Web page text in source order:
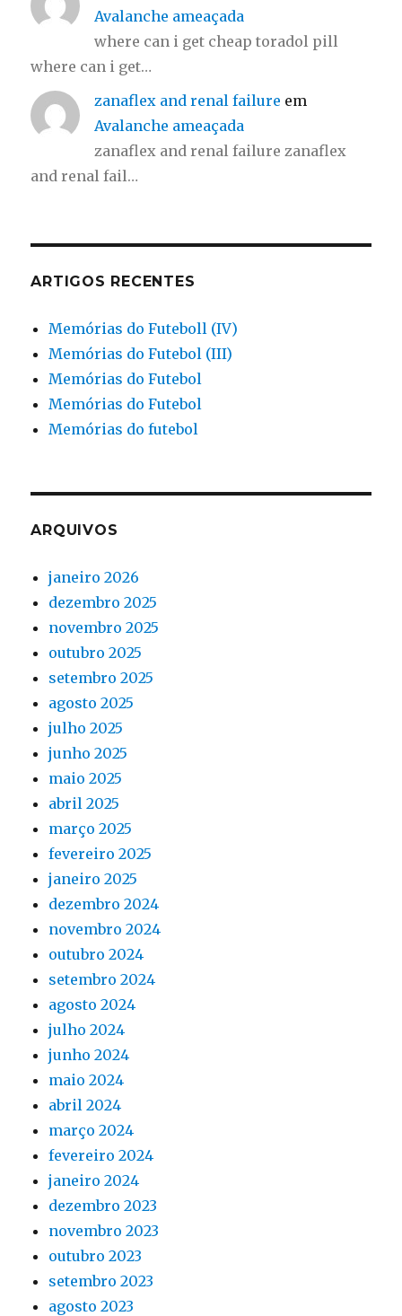
Avalanche ameaçada
where can i get cheap toradol pill
where can i get…
zanaflex and renal failure em
Avalanche ameaçada
zanaflex and renal failure zanaflex
and renal fail…
ARTIGOS RECENTES
Memórias do Futeboll (IV)
Memórias do Futebol (III)
Memórias do Futebol
Memórias do Futebol
Memórias do futebol
ARQUIVOS
janeiro 2026
dezembro 2025
novembro 2025
outubro 2025
setembro 2025
agosto 2025
julho 2025
junho 2025
maio 2025
abril 2025
março 2025
fevereiro 2025
janeiro 2025
dezembro 2024
novembro 2024
outubro 2024
setembro 2024
agosto 2024
julho 2024
junho 2024
maio 2024
abril 2024
março 2024
fevereiro 2024
janeiro 2024
dezembro 2023
novembro 2023
outubro 2023
setembro 2023
agosto 2023